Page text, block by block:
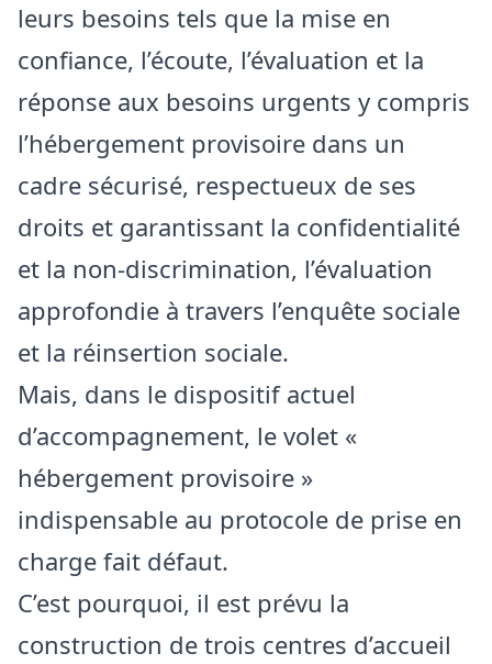
leurs besoins tels que la mise en
confiance, l’écoute, l’évaluation et la
réponse aux besoins urgents y compris
l’hébergement provisoire dans un
cadre sécurisé, respectueux de ses
droits et garantissant la confidentialité
et la non-discrimination, l’évaluation
approfondie à travers l’enquête sociale
et la réinsertion sociale.
Mais, dans le dispositif actuel
d’accompagnement, le volet «
hébergement provisoire »
indispensable au protocole de prise en
charge fait défaut.
C’est pourquoi, il est prévu la
construction de trois centres d’accueil